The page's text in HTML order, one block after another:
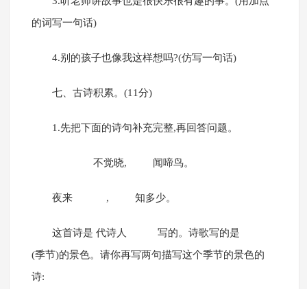
的词写一句话)
4.别的孩子也像我这样想吗?(仿写一句话)
七、古诗积累。(11分)
1.先把下面的诗句补充完整,再回答问题。
不觉晓, 闻啼鸟。
夜来 , 知多少。
这首诗是 代诗人 写的。诗歌写的是
(季节)的景色。请你再写两句描写这个季节的景色的
诗: